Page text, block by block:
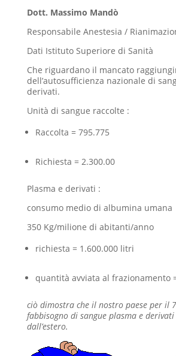
Dott. Massimo Mandò
Responsabile Anestesia /
Dati Istituto Superiore di Sanità
Che riguardano il mancato
dell’autosufficienza nazionale di
derivati.
Unità di sangue raccolte :
Raccolta = 795.775
Richiesta = 2.300.00
Plasma e derivati :
consumo medio di albumina umana
350 Kg/milione di abitanti/anno
richiesta = 1.600.000 litri
quantità avviata al frazionamento
ciò dimostra che il nostro paese per il
fabbisogno di sangue plasma e
dall’estero.